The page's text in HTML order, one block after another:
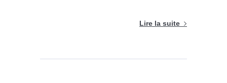
Lire la suite